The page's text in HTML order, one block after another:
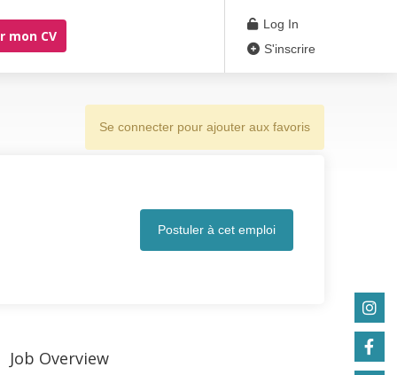
mon CV
Log In
S'inscrire
Se connecter pour ajouter aux favoris
Postuler à cet emploi
Job Overview